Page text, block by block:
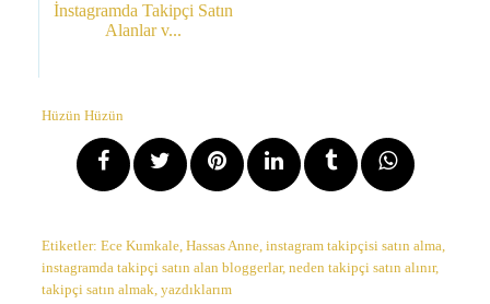
İnstagramda Takipçi Satın
Alanlar v...
Hüzün Hüzün
Etiketler: Ece Kumkale, Hassas Anne, instagram takipçisi satın alma,
instagramda takipçi satın alan bloggerlar, neden takipçi satın alınır,
takipçi satın almak, yazdıklarım